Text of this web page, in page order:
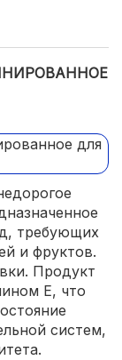
требующих
и фруктов.
Продукт
E, что
систем,